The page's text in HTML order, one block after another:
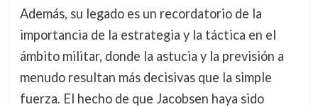
Además, su legado es un recordatorio de la
importancia de la estrategia y la táctica en el
ámbito militar, donde la astucia y la previsión a
menudo resultan más decisivas que la simple
fuerza. El hecho de que Jacobsen haya sido